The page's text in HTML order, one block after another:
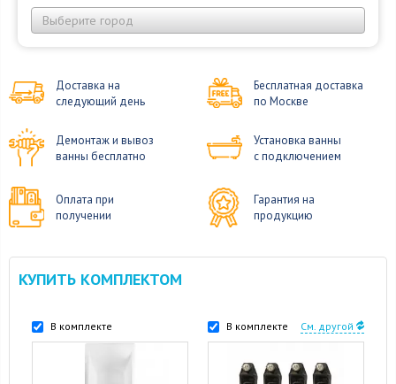
Выберите город
Доставка на
следующий день
Бесплатная доставка
по Москве
Демонтаж и вывоз
ванны бесплатно
Установка ванны
с подключением
Оплата при
получении
Гарантия на
продукцию
КУПИТЬ КОМПЛЕКТОМ
В комплекте В комплекте См. другой